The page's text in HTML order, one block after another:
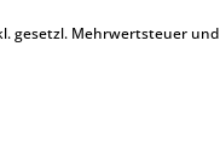
gesetzl. Mehrwertsteuer und